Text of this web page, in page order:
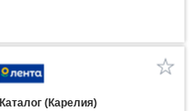
Каталог (Карелия)